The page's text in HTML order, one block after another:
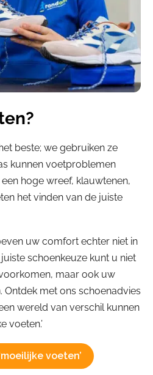
beste; we gebruiken ze
kunnen voetproblemen
hoge wreef, klauwtenen,
het vinden van de juiste
uw comfort echter niet in
schoenkeuze kunt u niet
maar ook uw
met ons schoenadvies
wereld van verschil kunnen
voeten.’
voeten’